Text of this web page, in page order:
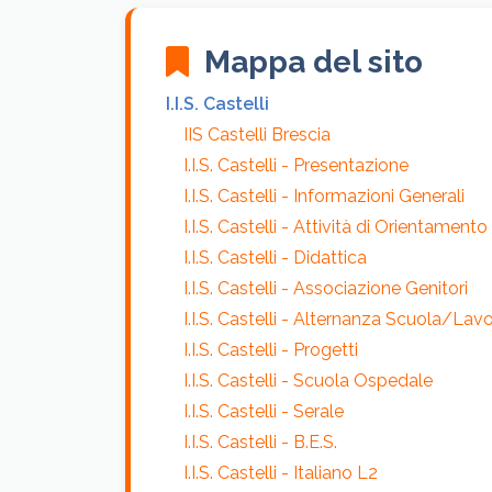
Mappa del sito
I.I.S. Castelli
IIS Castelli Brescia
I.I.S. Castelli - Presentazione
I.I.S. Castelli - Informazioni Generali
I.I.S. Castelli - Attività di Orientamento
I.I.S. Castelli - Didattica
I.I.S. Castelli - Associazione Genitori
I.I.S. Castelli - Alternanza Scuola/
I.I.S. Castelli - Progetti
I.I.S. Castelli - Scuola Ospedale
I.I.S. Castelli - Serale
I.I.S. Castelli - B.E.S.
I.I.S. Castelli - Italiano L2